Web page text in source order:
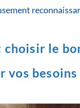
choisir le
vos besoins